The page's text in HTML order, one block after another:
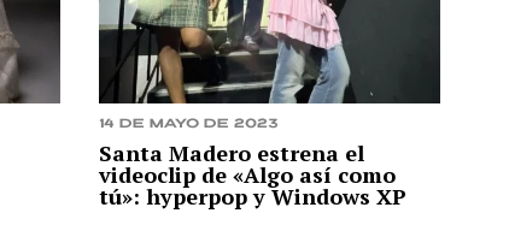
14 de mayo de 2023
Santa Madero estrena el
videoclip de «Algo así como
tú»: hyperpop y Windows XP